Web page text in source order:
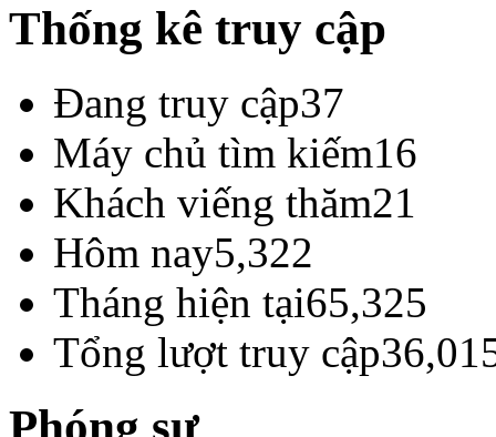
Thống kê truy cập
Đang truy cập37
Máy chủ tìm kiếm16
Khách viếng thăm21
Hôm nay5,322
Tháng hiện tại65,325
Tổng lượt truy cập
Phóng sự